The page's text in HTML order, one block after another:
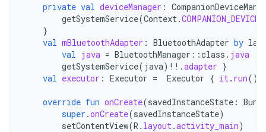
private val deviceManager :
getSystemService(Context .
}
val mBluetoothAdapter : BluetoothAdapter by
val
java = BluetoothManager ::class . java
getSystemService( java) !! .adapter }
val executor : Executor = Executor { it . run()
override fun onCreate(savedInstanceState :
super .onCreate(savedInstanceState)
setContentView(R . layout .activity_main)